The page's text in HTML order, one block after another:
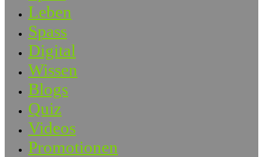
Leben
Spass
Digital
Wissen
Blogs
Quiz
Videos
Promotionen